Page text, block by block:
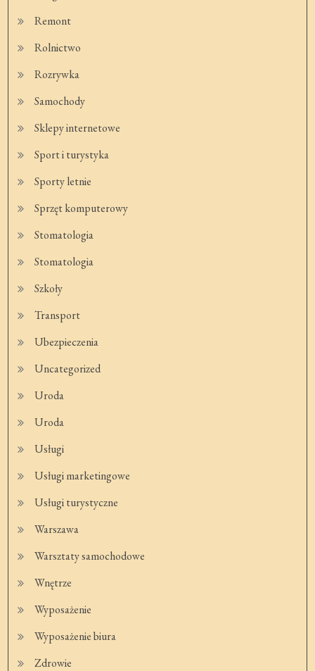
Remont
Rolnictwo
Rozrywka
Samochody
Sklepy internetowe
Sport i turystyka
Sporty letnie
Sprzęt komputerowy
Stomatologia
Stomatologia
Szkoły
Transport
Ubezpieczenia
Uncategorized
Uroda
Uroda
Usługi
Usługi marketingowe
Usługi turystyczne
Warszawa
Warsztaty samochodowe
Wnętrze
Wyposażenie
Wyposażenie biura
Zdrowie